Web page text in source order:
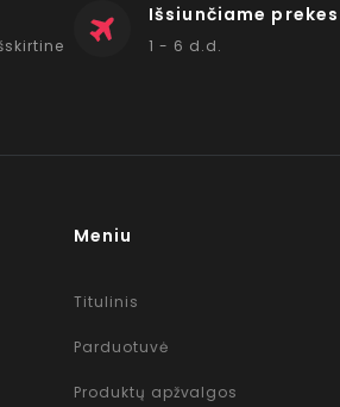
Išsiunčiame
1 - 6 d.d.
Meniu
Titulinis
Parduotuvė
Produktų apžvalgos